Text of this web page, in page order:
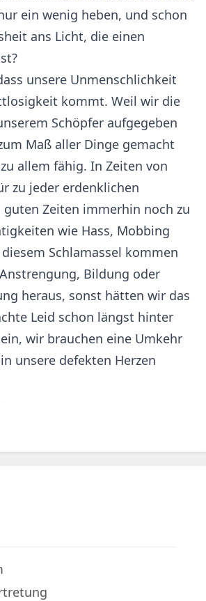
ein wenig heben, und schon
ans Licht, die einen
unsere Unmenschlichkeit
kommt. Weil wir die
Schöpfer aufgegeben
Maß aller Dinge gemacht
allem fähig. In Zeiten von
zu jeder erdenklichen
guten Zeiten immerhin noch zu
wie Hass, Mobbing
Schlamassel kommen
Bildung oder
heraus, sonst hätten wir das
Leid schon längst hinter
wir brauchen eine Umkehr
unsere defekten Herzen